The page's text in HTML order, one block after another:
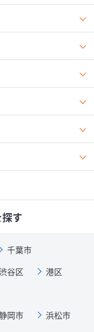
す
千葉市
渋谷区
港区
岡市
浜松市